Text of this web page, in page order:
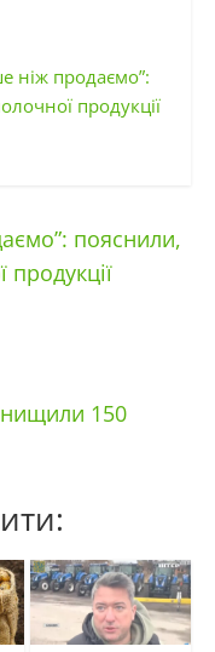
ніж продаємо”:
продукції
пояснили,
150